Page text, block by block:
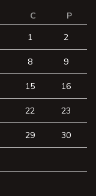
C
P
1
2
8 9
15 16
22 23
29 30